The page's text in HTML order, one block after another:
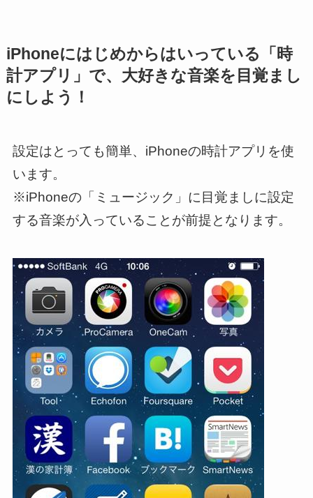
iPhoneにはじめからはいっている「時
計アプリ」で、大好きな音楽を目覚まし
にしよう！
設定はとっても簡単、iPhoneの時計アプリを使
います。
※iPhoneの「ミュージック」に目覚ましに設定
する音楽が入っていることが前提となります。